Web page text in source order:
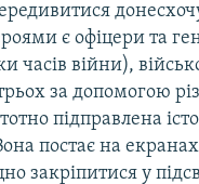
є офіцери та
часів війни),
за допомогою
підправлена
постає на екранах
закріпитися у